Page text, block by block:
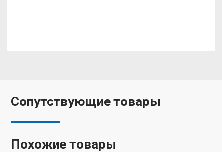
Сопутствующие товары
Похожие товары